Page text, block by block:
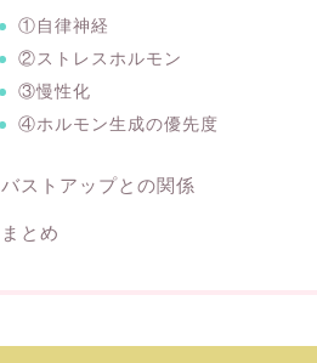
①自律神経
②ストレスホルモン
③慢性化
④ホルモン生成の優先度
バストアップとの関係
まとめ